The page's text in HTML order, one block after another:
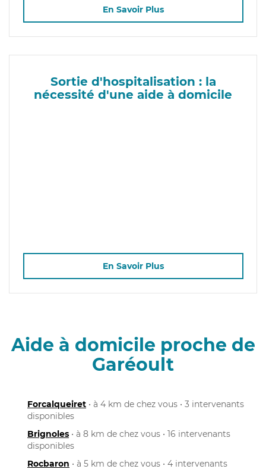
En Savoir Plus
Sortie d'hospitalisation : la
nécessité d'une aide à domicile
En Savoir Plus
Aide à domicile proche de
Garéoult
Forcalqueiret • à 4 km de chez vous • 3 intervenants
disponibles
Brignoles • à 8 km de chez vous • 16 intervenants
disponibles
Rocbaron • à 5 km de chez vous • 4 intervenants